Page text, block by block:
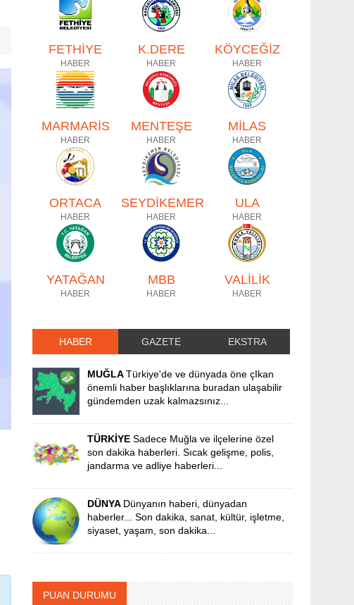
FETHİYE
HABER
K.DERE
HABER
KÖYCEĞİZ
HABER
MARMARİS
HABER
MENTEŞE
HABER
MİLAS
HABER
ORTACA
HABER
SEYDİKEMER
HABER
ULA
HABER
YATAĞAN
HABER
MBB
HABER
VALİLİK
HABER
HABER GAZETE EKSTRA
MUĞLATürkiye'de ve dünyada öne çIkan
önemli haber başlıklarına buradan ulaşabilir
gündemden uzak kalmazsınız...
TÜRKİYESadece Muğla ve ilçelerine özel
son dakika haberleri. Sıcak gelişme, polis,
jandarma ve adliye haberleri...
DÜNYA Dünyanın haberi, dünyadan
haberler... Son dakika, sanat, kültür, işletme,
siyaset, yaşam, son dakika...
PUAN DURUMU